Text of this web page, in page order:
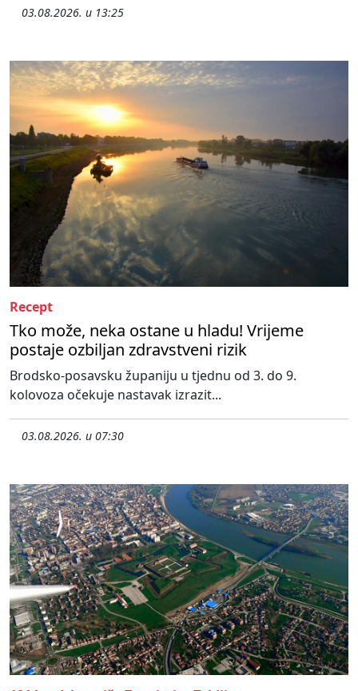
03.08.2026. u 13:25
Recept
Tko može, neka ostane u hladu! Vrijeme
postaje ozbiljan zdravstveni rizik
Brodsko-posavsku županiju u tjednu od 3. do 9.
kolovoza očekuje nastavak izrazit...
03.08.2026. u 07:30